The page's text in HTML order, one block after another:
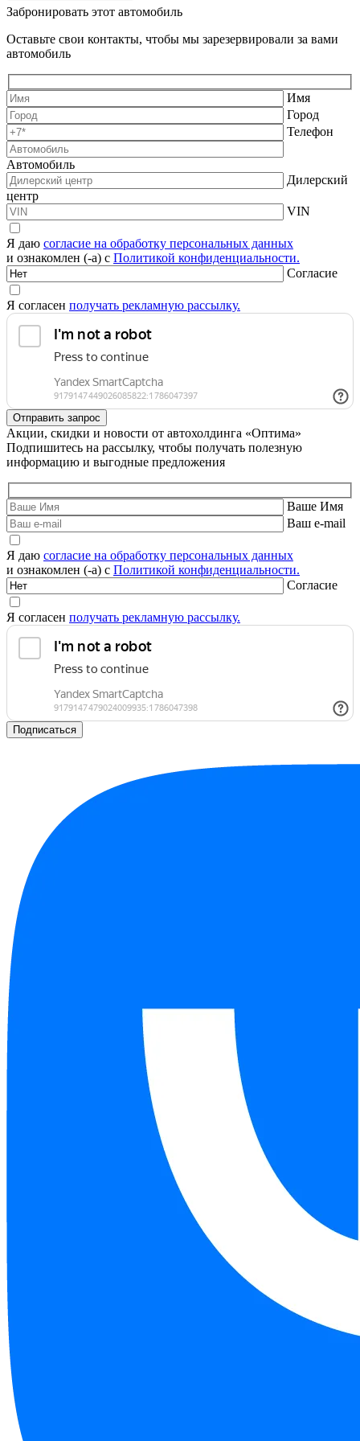
Забронировать этот автомобиль
Оставьте свои контакты, чтобы мы зарезервировали за вами
автомобиль
Имя
Город
Телефон
Автомобиль
Дилерский
центр
VIN
Я даю согласие на обработку персональных данных
и ознакомлен (-а) с Политикой конфиденциальности.
Согласие
Я согласен получать рекламную рассылку.
Акции, скидки и новости от автохолдинга «Оптима»
Подпишитесь на рассылку, чтобы получать полезную
информацию и выгодные предложения
Ваше Имя
Ваш e-mail
Я даю согласие на обработку персональных данных
и ознакомлен (-а) с Политикой конфиденциальности.
Согласие
Я согласен получать рекламную рассылку.